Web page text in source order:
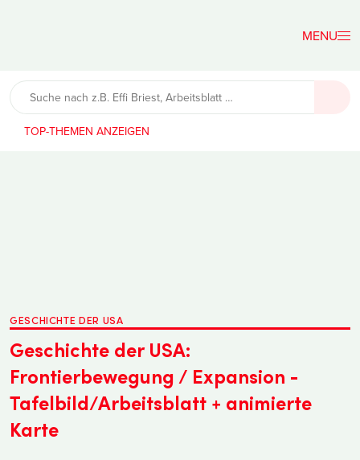
Lehrerfreund
TOP-THEMEN
GESCHICHTE DER USA
Geschichte der USA:
Frontierbewegung / Expansion -
Tafelbild/Arbeitsblatt + animierte
Karte